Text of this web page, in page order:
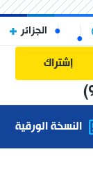
إشتراك
الجزائر
النسخة الورقية